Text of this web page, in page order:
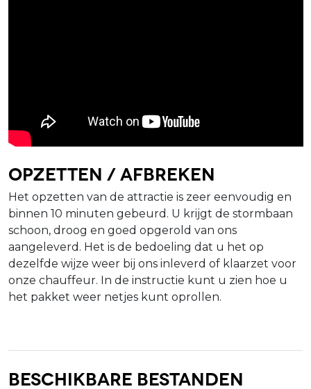
Opzetten / afbreken
Het opzetten van de attractie is zeer eenvoudig en
binnen 10 minuten gebeurd. U krijgt de stormbaan
schoon, droog en goed opgerold van ons
aangeleverd. Het is de bedoeling dat u het op
dezelfde wijze weer bij ons inleverd of klaarzet voor
onze chauffeur. In de instructie kunt u zien hoe u
het pakket weer netjes kunt oprollen.
Beschikbare bestanden